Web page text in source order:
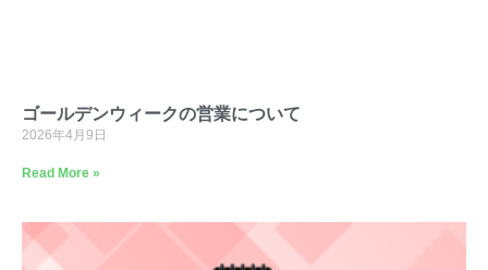
ゴールデンウィークの営業について
2026年4月9日
Read More »